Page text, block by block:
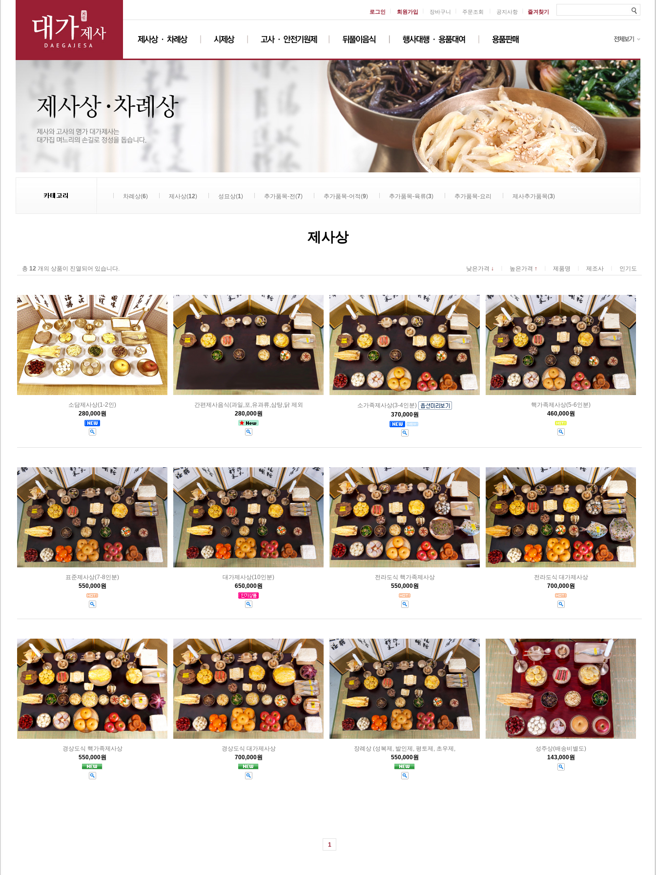
즐겨찾기
로그인 회원가입 장바구니 주문조회 공지사항
차례상(6) 제사상(12) 성묘상(1) 추가품목-전(7) 추가품목-어적(9) 추가품목-육류(3) 추가품목-요리 제사추가품목(3)
제사상
총 12 개의 상품이 진열되어 있습니다. 낮은가격 ↓ 높은가격 ↑ 제품명 제조사 인기도
소담제사상(1-2인)
280,000원
간편제사음식(과일,포,유과류,삼탕,닭 제외
280,000원
소가족제사상(3-4인분)
370,000원
핵가족제사상(5-6인분)
460,000원
표준제사상(7-8인분)
550,000원
대가제사상(10인분)
650,000원
전라도식 핵가족제사상
550,000원
전라도식 대가제사상
700,000원
경상도식 핵가족제사상
550,000원
경상도식 대가제사상
700,000원
장례상 (성복제, 발인제, 평토제, 초우제,
550,000원
성주상(배송비별도)
143,000원
1